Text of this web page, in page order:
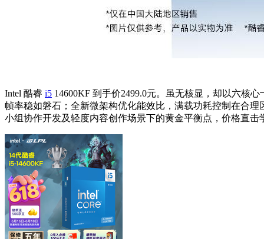
Intel 酷睿 i5 14600KF 到手价2499.0元。虽无核显，却以六核
帧率稳如磐石；全新微架构优化能效比，满载功耗控制在合
小组协作开发及轻度内容创作场景下的黄金平衡点，价格直